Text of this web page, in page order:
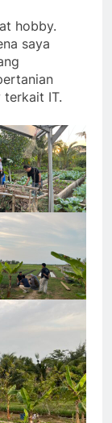
hobby.
saya
terkait IT.